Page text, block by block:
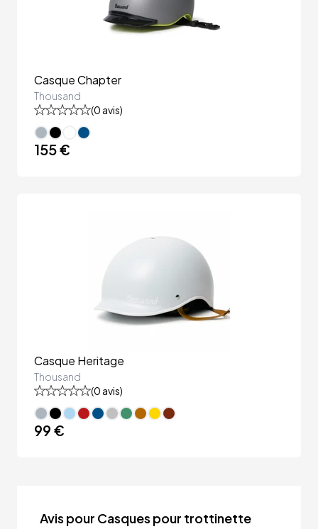
Casque Chapter
Thousand
(0 avis)
155 €
Casque Heritage
Thousand
(0 avis)
99 €
Avis pour Casques pour trottinette